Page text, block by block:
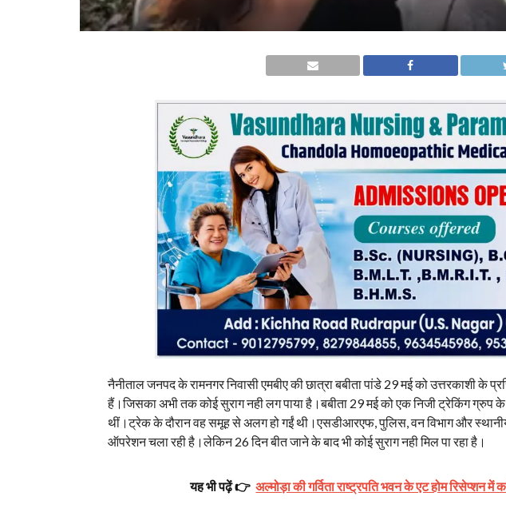
नैनीताल जनपद के रामनगर निवासी एमबीए की छात्रा बबीता पांडे 29 मई को उत्तरकाशी के
हैं।जिसका अभी तक कोई सुराग नही लग पाया है।बबीता 29 मई को एक निजी ट्रेकिंग ग्रुप
थीं।ट्रेक के दौरान वह समूह से अलग हो गईं थी।एसडीआरएफ, पुलिस, वन विभाग और
ऑपरेशन चला रही है।लेकिन 26 दिन बीत जाने के बाद भी कोई सुराग नही मिल पा रहा है।
यह भी पढ़ें 👉 अल्मोड़ा की गर्विता राष्ट्रपति भवन के एट होम रिसेप्शन में